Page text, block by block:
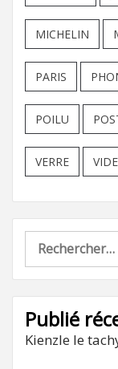
MICHELIN
PARIS
POILU
VERRE
Rechercher :
Publié
Kienzle le